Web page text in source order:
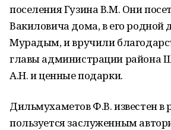
поселения Гузина В.М. Они
Вакиловича дома, в его родной
Мурадым, и вручили
главы администрации района
А.Н. и ценные подарки.
Дильмухаметов Ф.В. известен в
пользуется заслуженным